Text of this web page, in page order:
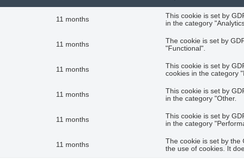
11 months
This cookie is set by
in the category
11 months
The cookie is set by
"Functional".
11 months
This cookie is set by
cookies in the category
11 months
This cookie is set by
in the category "Other.
11 months
This cookie is set by
in the category
11 months
The cookie is set by the
the use of cookies. It